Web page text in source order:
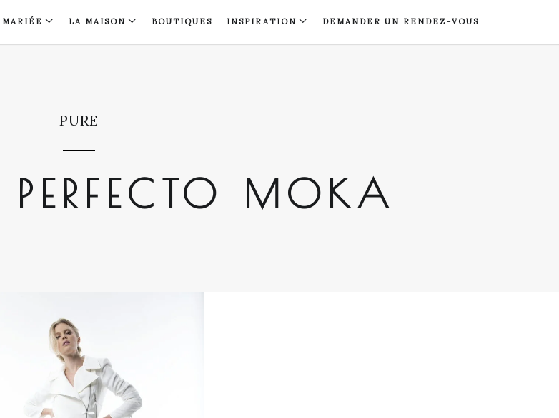
MARIÉE LA MAISON BOUTIQUES INSPIRATION DEMANDER UN RENDEZ-VOUS
PURE
MOKA